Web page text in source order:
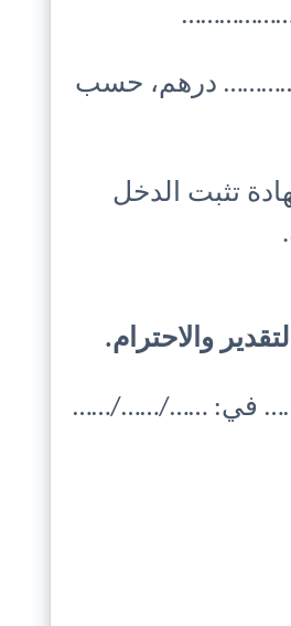
…………………
درهم، حسب
تثبت الدخل
والاحترام.
في: ……/……/……